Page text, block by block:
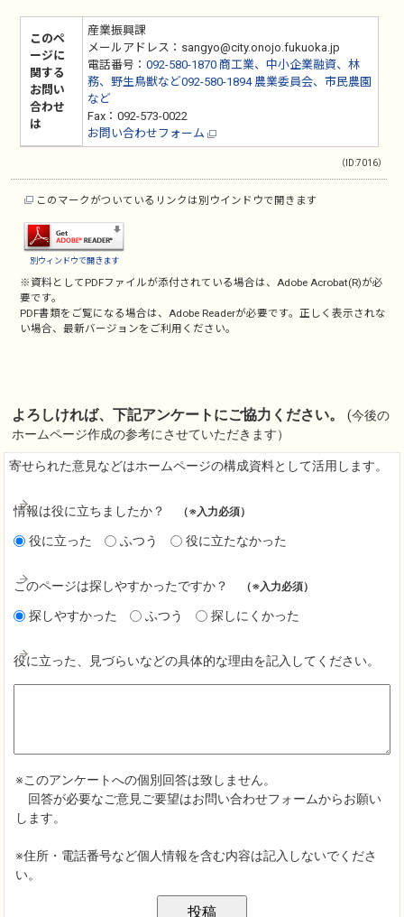
このペ
ージに
関する
お問い
合わせ
は
産業振興課
メールアドレス：sangyo@city.onojo.fukuoka.jp
電話番号： 092-580-1870 商工業、中小企業融資、林
務、野生鳥獣など092-580-1894 農業委員会、市民農園
など
Fax：092-573-0022
お問い合わせフォーム
（ID:7016）
このマークがついているリンクは別ウインドウで開きます
別ウィンドウで開きます
※資料としてPDFファイルが添付されている場合は、 Adobe Acrobat(R)が必
要です。
PDF書類をご覧になる場合は、 Adobe Readerが必要です。正しく表示されな
い場合、最新バージョンをご利用ください。